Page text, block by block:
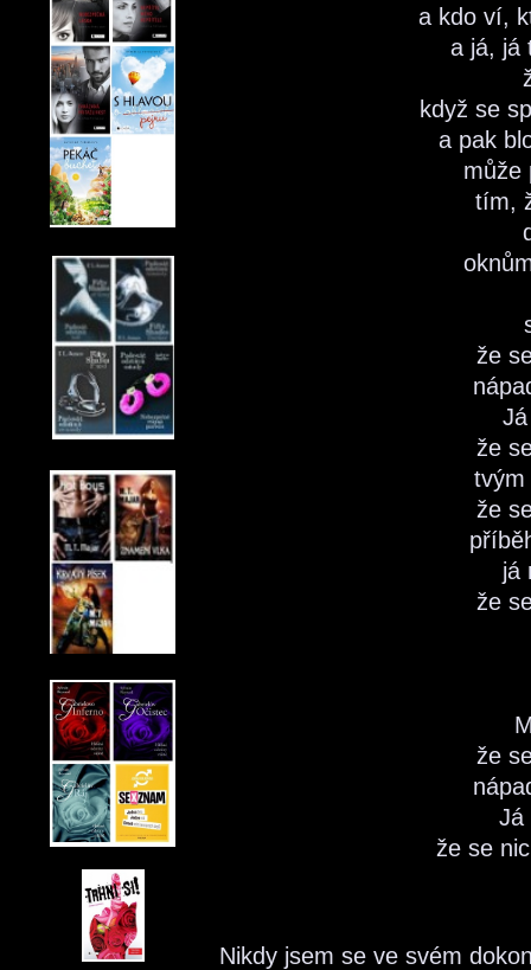
a kdo ví,
a já, já
když se
a pak
může
tím,
že
že
tvým
že
já
že
že
Já
že se
Nikdy jsem se ve svém